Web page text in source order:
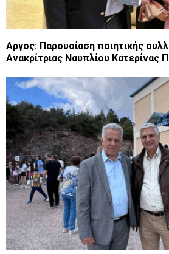
Αργος: Παρουσίαση ποιητικής
Ανακρίτριας Ναυπλίου Κατερίνας